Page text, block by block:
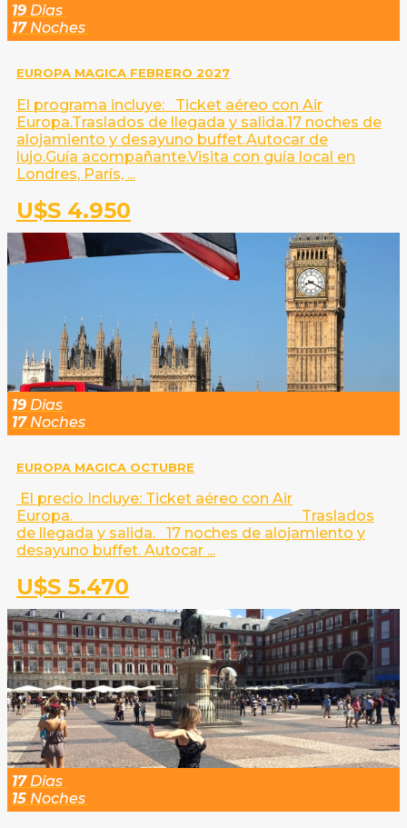
19 Dias
17Noches
EUROPA MAGICA FEBRERO 2027
El programa incluye: Ticket aéreo con Air
Europa.Traslados de llegada y salida.17 noches de
alojamiento y desayuno buffet.Autocar de
lujo.Guía acompañante.Visita con guía local en
Londres, París, ...
U$S 4.950
19 Dias
17Noches
EUROPA MAGICA OCTUBRE
El precio Incluye: Ticket aéreo con Air
Europa. Traslados
de llegada y salida. 17 noches de alojamiento y
desayuno buffet. Autocar ...
U$S 5.470
17Dias
15 Noches